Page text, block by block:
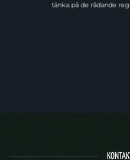
tänka på de rådande